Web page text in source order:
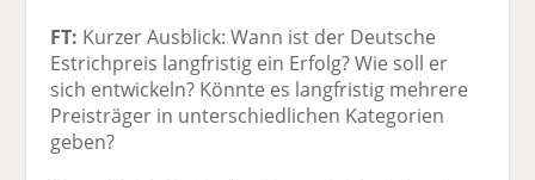
FT: Kurzer Ausblick: Wann ist der Deutsche
Estrichpreis langfristig ein Erfolg? Wie soll er
sich entwickeln? Könnte es langfristig mehrere
Preisträger in unterschiedlichen Kategorien
geben?